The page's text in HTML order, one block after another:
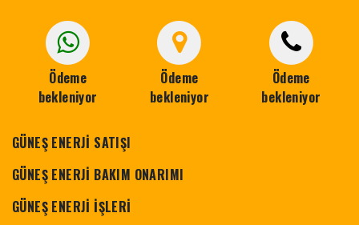
Ödeme
bekleniyor
Ödeme
bekleniyor
Ödeme
bekleniyor
GÜNEŞ ENERJİ SATIŞI
GÜNEŞ ENERJİ BAKIM ONARIMI
GÜNEŞ ENERJİ İŞLERİ